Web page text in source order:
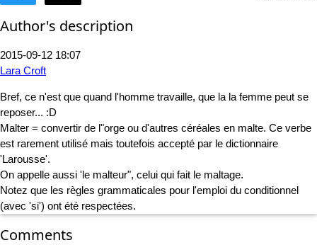
Author's description
2015-09-12 18:07
Lara Croft
Bref, ce n'est que quand l'homme travaille, que la la femme peut se
reposer... :D
Malter = convertir de l"orge ou d'autres céréales en malte. Ce verbe
est rarement utilisé mais toutefois accepté par le dictionnaire
'Larousse'.
On appelle aussi 'le malteur", celui qui fait le maltage.
Notez que les règles grammaticales pour l'emploi du conditionnel
(avec 'si') ont été respectées.
Comments